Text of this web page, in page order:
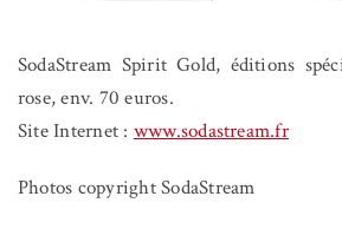
SodaStream Spirit Gold, éditions
rose, env. 70 euros.
Site Internet :www.sodastream.fr
Photos copyright SodaStream